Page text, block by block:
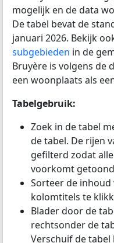
mogelijk en de data
De tabel bevat de
januari 2026. Bekijk
subgebieden in de
Bruyère is volgens de
een woonplaats als
Tabelgebruik:
Zoek in de tabel
de tabel. De rijen
gefilterd zodat
voorkomt
Sorteer de
kolomtitels te
Blader door de
rechtsonder de
Verschuif de